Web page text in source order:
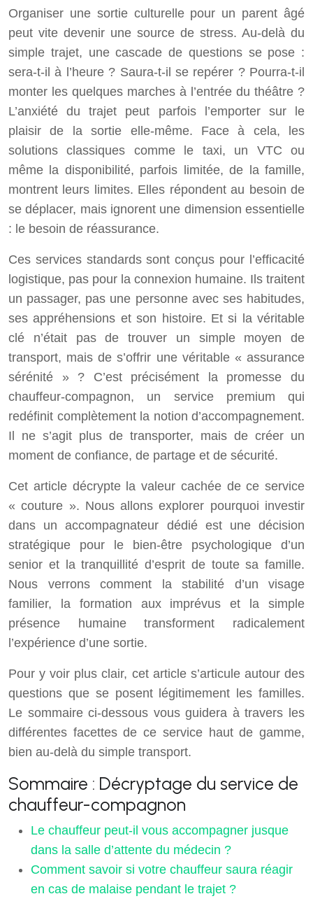
Organiser une sortie culturelle pour un parent âgé
peut vite devenir une source de stress. Au-delà du
simple trajet, une cascade de questions se pose :
sera-t-il à l’heure ? Saura-t-il se repérer ? Pourra-t-il
monter les quelques marches à l’entrée du théâtre ?
L’anxiété du trajet peut parfois l’emporter sur le
plaisir de la sortie elle-même. Face à cela, les
solutions classiques comme le taxi, un VTC ou
même la disponibilité, parfois limitée, de la famille,
montrent leurs limites. Elles répondent au besoin de
se déplacer, mais ignorent une dimension essentielle
: le besoin de réassurance.
Ces services standards sont conçus pour l’efficacité
logistique, pas pour la connexion humaine. Ils traitent
un passager, pas une personne avec ses habitudes,
ses appréhensions et son histoire. Et si la véritable
clé n’était pas de trouver un simple moyen de
transport, mais de s’offrir une véritable « assurance
sérénité » ? C’est précisément la promesse du
chauffeur-compagnon, un service premium qui
redéfinit complètement la notion d’accompagnement.
Il ne s’agit plus de transporter, mais de créer un
moment de confiance, de partage et de sécurité.
Cet article décrypte la valeur cachée de ce service
« couture ». Nous allons explorer pourquoi investir
dans un accompagnateur dédié est une décision
stratégique pour le bien-être psychologique d’un
senior et la tranquillité d’esprit de toute sa famille.
Nous verrons comment la stabilité d’un visage
familier, la formation aux imprévus et la simple
présence humaine transforment radicalement
l’expérience d’une sortie.
Pour y voir plus clair, cet article s’articule autour des
questions que se posent légitimement les familles.
Le sommaire ci-dessous vous guidera à travers les
différentes facettes de ce service haut de gamme,
bien au-delà du simple transport.
Sommaire : Décryptage du service de
chauffeur-compagnon
Le chauffeur peut-il vous accompagner jusque
dans la salle d’attente du médecin ?
Comment savoir si votre chauffeur saura réagir
en cas de malaise pendant le trajet ?